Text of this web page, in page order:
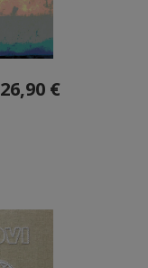
26,90 €